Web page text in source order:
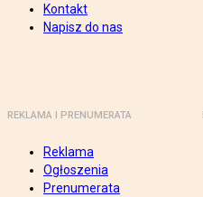
Kontakt
Napisz do nas
REKLAMA I PRENUMERATA
Reklama
Ogłoszenia
Prenumerata